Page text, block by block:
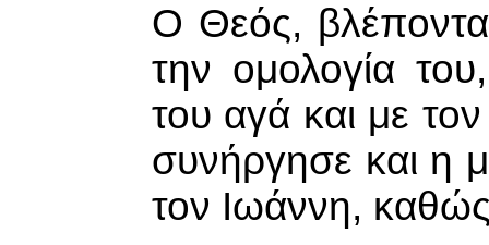
Ο Θεός,
την ομολογία
του αγά και με
συνήργησε και η
τον Ιωάννη,